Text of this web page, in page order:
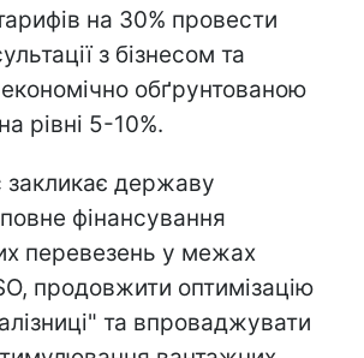
на 30% провести
з бізнесом та
обґрунтованою
рівні 5-10%.
закликає державу
фінансування
перевезень у межах
продовжити оптимізацію
та впроваджувати